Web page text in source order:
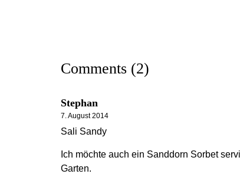
Comments (2)
Stephan
7. August 2014
Sali Sandy
Ich möchte auch ein Sanddorn Sorbet
Garten.